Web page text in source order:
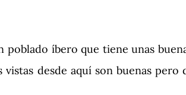
íbero que tiene unas
desde aquí son buenas pero